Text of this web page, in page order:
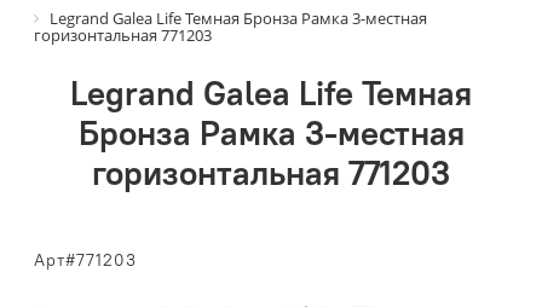
Legrand Galea Life Темная Бронза Рамка 3-местная
горизонтальная 771203
Legrand Galea Life Темная
Бронза Рамка 3-местная
горизонтальная 771203
Арт#771203